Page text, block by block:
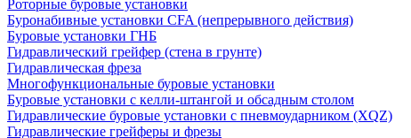
Роторные буровые установки
Буронабивные установки CFA (непрерывного действия)
Буровые установки ГНБ
Гидравлический грейфер (стена в грунте)
Гидравлическая фреза
Многофункциональные буровые установки
Буровые установки с келли-штангой и обсадным столом
Гидравлические буровые установки с пневмоударником (XQZ)
Гидравлические грейферы и фрезы